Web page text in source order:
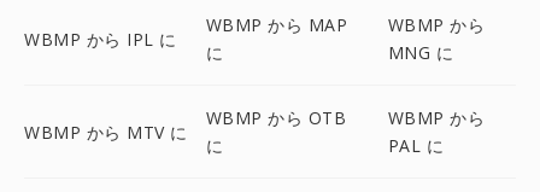
WBMP から IPL に
WBMP から MAP
に
WBMP から
MNG に
WBMP から MTV に
WBMP から OTB
に
WBMP から
PAL に